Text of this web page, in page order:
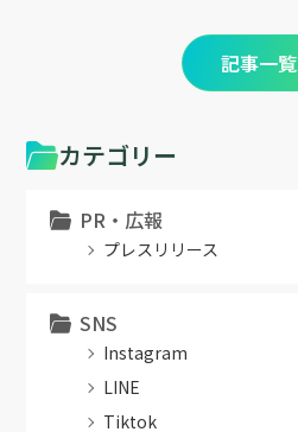
記事一覧
カテゴリー
PR・広報
プレスリリース
SNS
Instagram
LINE
Tiktok